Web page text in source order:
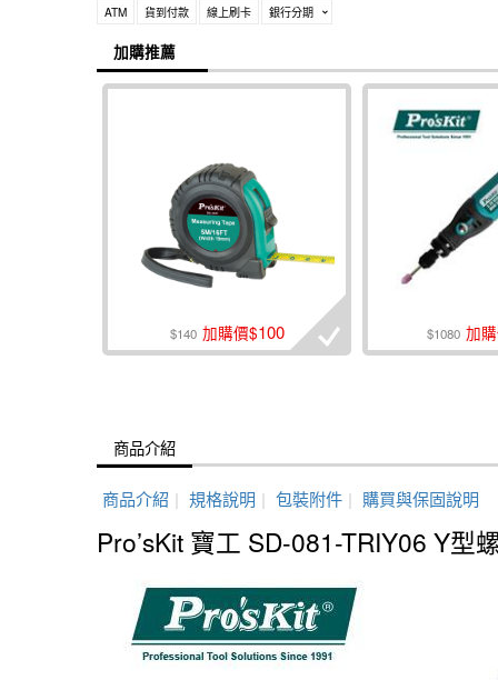
ATM 貨到付款 線上刷卡 銀行分期
加購推薦
$140 加購價$100 $1080 加
商品介紹
商品介紹 | 規格說明 | 包裝附件 | 購買與保固說明
Pro’sKit 寶工 SD-081-TRIY06 Y型